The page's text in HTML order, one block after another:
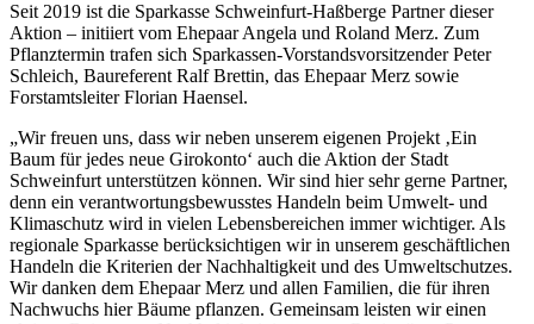
Seit 2019 ist die Sparkasse Schweinfurt-Haßberge Partner dieser
Aktion – initiiert vom Ehepaar Angela und Roland Merz. Zum
Pflanztermin trafen sich Sparkassen-Vorstandsvorsitzender Peter
Schleich, Baureferent Ralf Brettin, das Ehepaar Merz sowie
Forstamtsleiter Florian Haensel.
„Wir freuen uns, dass wir neben unserem eigenen Projekt ‚Ein
Baum für jedes neue Girokonto‘ auch die Aktion der Stadt
Schweinfurt unterstützen können. Wir sind hier sehr gerne Partner,
denn ein verantwortungsbewusstes Handeln beim Umwelt- und
Klimaschutz wird in vielen Lebensbereichen immer wichtiger. Als
regionale Sparkasse berücksichtigen wir in unserem geschäftlichen
Handeln die Kriterien der Nachhaltigkeit und des Umweltschutzes.
Wir danken dem Ehepaar Merz und allen Familien, die für ihren
Nachwuchs hier Bäume pflanzen. Gemeinsam leisten wir einen